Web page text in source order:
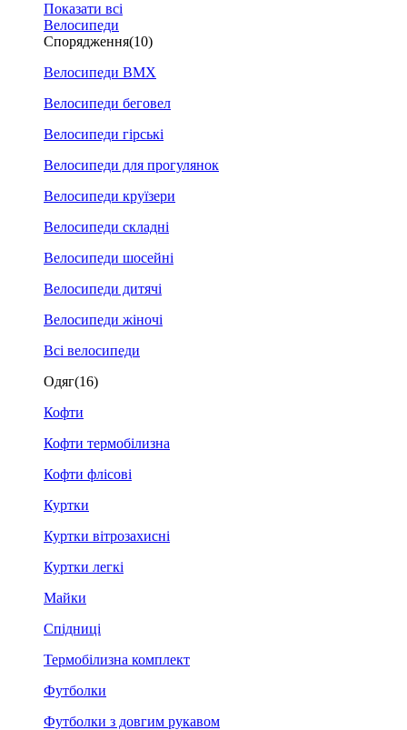
Показати всі
Велосипеди
Спорядження(10)
Велосипеди BMX
Велосипеди беговел
Велосипеди гірські
Велосипеди для прогулянок
Велосипеди круїзери
Велосипеди складні
Велосипеди шосейні
Велосипеди дитячі
Велосипеди жіночі
Всі велосипеди
Одяг(16)
Кофти
Кофти термобілизна
Кофти флісові
Куртки
Куртки вітрозахисні
Куртки легкі
Майки
Спідниці
Термобілизна комплект
Футболки
Футболки з довгим рукавом